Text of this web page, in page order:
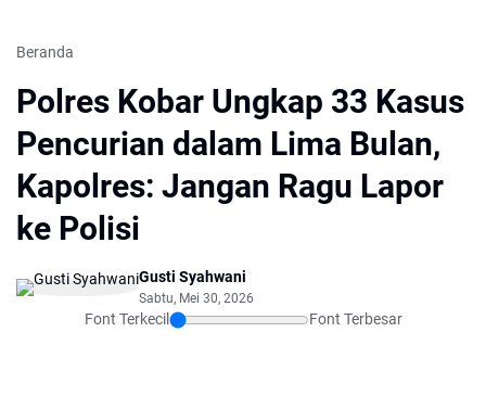
Beranda
Polres Kobar Ungkap 33 Kasus
Pencurian dalam Lima Bulan,
Kapolres: Jangan Ragu Lapor
ke Polisi
Gusti Syahwani
Sabtu, Mei 30, 2026
Font Terkecil Font Terbesar